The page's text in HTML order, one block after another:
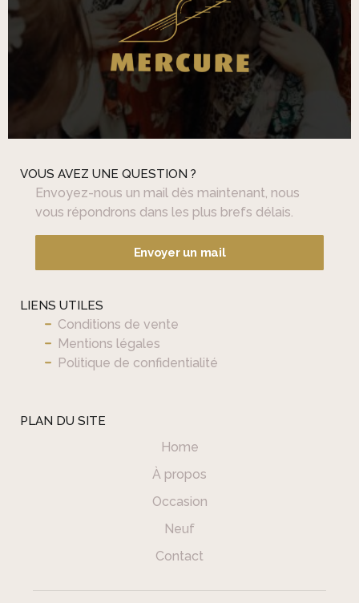
VOUS AVEZ UNE QUESTION ?
Envoyez-nous un mail dès maintenant, nous
vous répondrons dans les plus brefs délais.
Envoyer un mail
LIENS UTILES
Conditions de vente
Mentions légales
Politique de confidentialité
PLAN DU SITE
Home
À propos
Occasion
Neuf
Contact